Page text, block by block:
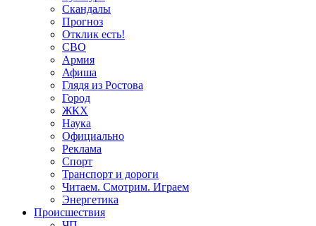
Скандалы
Прогноз
Отклик есть!
СВО
Армия
Афиша
Глядя из Ростова
Город
ЖКХ
Наука
Официально
Реклама
Спорт
Транспорт и дороги
Читаем. Смотрим. Играем
Энергетика
Происшествия